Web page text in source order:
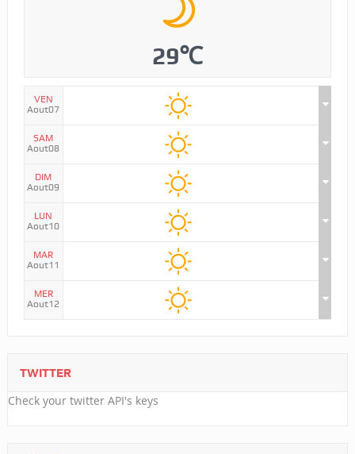
29℃
VEN
Aout07
SAM
Aout08
DIM
Aout09
LUN
Aout10
MAR
Aout11
MER
Aout12
TWITTER
Check your twitter API's keys